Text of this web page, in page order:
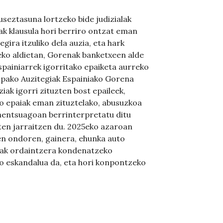
lortzeko bide judizialak
klausula hori berriro ontzat eman
itzuliko dela auzia, eta hark
aldietan, Gorenak banketxeen alde
igorritako epaiketa aurreko
Auzitegiak Espainiako Gorena
igorri zituzten bost epaileek,
epaiak eman zituztelako, abusuzkoa
berrinterpretatu ditu
jarraitzen du. 2025eko azaroan
ondoren, gainera, ehunka auto
ordaintzera kondenatzeko
eskandalua da, eta hori konpontzeko